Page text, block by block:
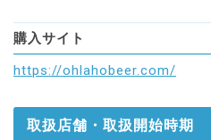
購入サイト
https://ohlahobeer.com/
取扱店舗・取扱開始時期